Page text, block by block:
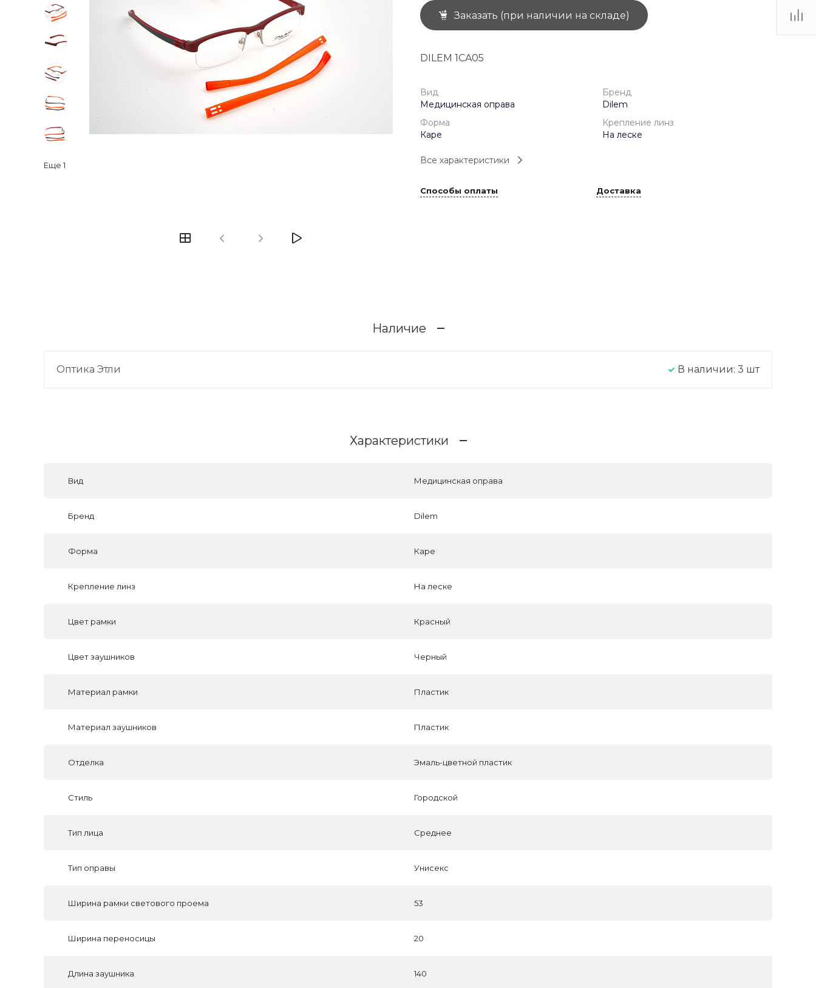
+7 (926) 092 4274
г. Королёв, пр-т
(0-9)
1 мая: 10:00-19:00
9 мая: 10:00-19:00
Еще 1
Заказать (при наличии на складе)
DILEM 1CA05
Вид
Медицинская оправа
Бренд
Dilem
Форма
Каре
Крепление линз
На леске
Все характеристики
Способы оплаты Доставка
Наличие
Оптика Этли В наличии: 3 шт
Характеристики
Вид Медицинская оправа
Бренд Dilem
Форма Каре
Крепление линз На леске
Цвет рамки Красный
Цвет заушников Черный
Материал рамки Пластик
Материал заушников Пластик
Отделка Эмаль-цветной пластик
Стиль Городской
Тип лица Среднее
Тип оправы Унисекс
Ширина рамки светового проема 53
Ширина переносицы 20
Длина заушника 140